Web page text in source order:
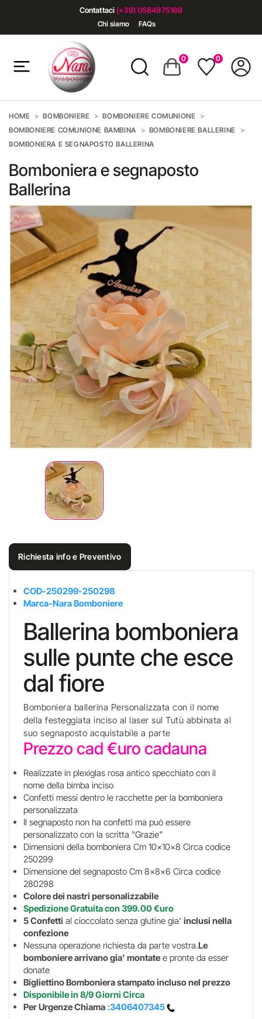
Contattaci (+39) 0584975169
Chi siamo FAQs
0 0
HOME BOMBONIERE
BOMBONIERE COMUNIONE
BOMBONIERE COMUNIONE BAMBINA
BOMBONIERE BALLERINE
BOMBONIERA E SEGNAPOSTO BALLERINA
Bomboniera e segnaposto
Ballerina
Richiesta info e Preventivo
COD-250299-250298
Marca-Nara Bomboniere
Ballerina bomboniera
sulle punte che esce
dal fiore
Bomboniera ballerina Personalizzata con il nome
della festeggiata inciso al laser sul Tutù abbinata al
suo segnaposto acquistabile a parte
Prezzo cad €uro cadauna
Realizzate in plexiglas rosa antico specchiato con il
nome della bimba inciso
Confetti messi dentro le racchette per la bomboniera
personalizzata
Il segnaposto non ha confetti ma può essere
personalizzato con la scritta "Grazie"
Dimensioni della bomboniera Cm 10x10x8 Circa codice
250299
Dimensione del segnaposto Cm 8x8x6 Circa codice
280298
Colore dei nastri personalizzabile
Spedizione Gratuita con 399.00 €uro
5 Confetti al cioccolato senza glutine gia' inclusi nella
confezione
Nessuna operazione richiesta da parte vostra.Le
bomboniere arrivano gia' montate e pronte da esser
donate
Bigliettino Bomboniera stampato incluso nel prezzo
Disponibile in 8/9 Giorni Circa
Per Urgenze Chiama :3406407345